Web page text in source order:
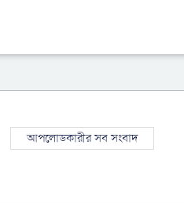
আপলোডকারীর সব সংবাদ